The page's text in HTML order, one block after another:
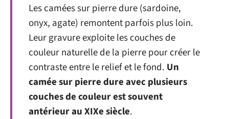
Les camées sur pierre dure (sardoine,
onyx, agate) remontent parfois plus loin.
Leur gravure exploite les couches de
couleur naturelle de la pierre pour créer le
contraste entre le relief et le fond. Un
camée sur pierre dure avec plusieurs
couches de couleur est souvent
antérieur au XIXe siècle.